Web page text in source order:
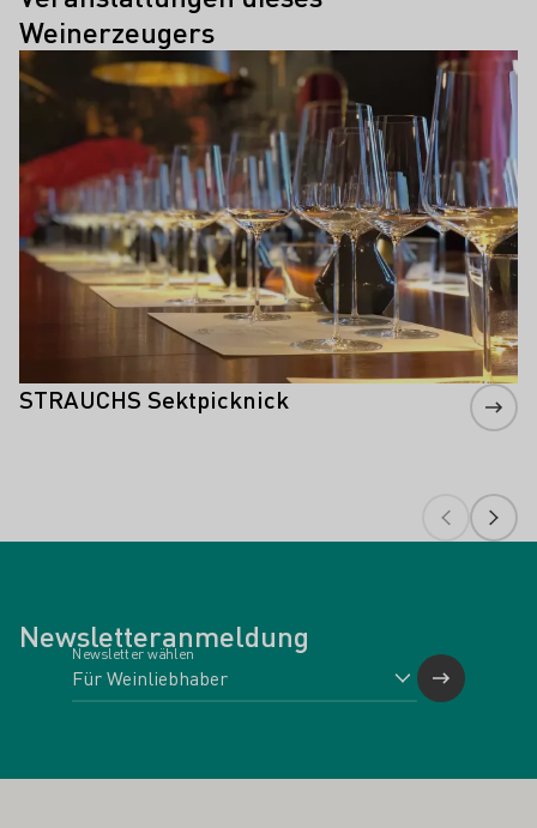
Weinerzeugers
STRAUCHS Sektpicknick
Mehr erfahren
Newsletteranmeldung
Newsletter wählen